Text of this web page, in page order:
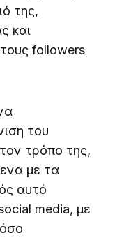
της,
και
followers
του
τρόπο της,
με τα
αυτό
media, με